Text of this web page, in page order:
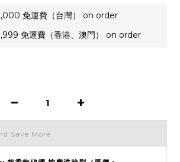
免運費（台灣） on order
免運費（香港、澳門） on order
Save More